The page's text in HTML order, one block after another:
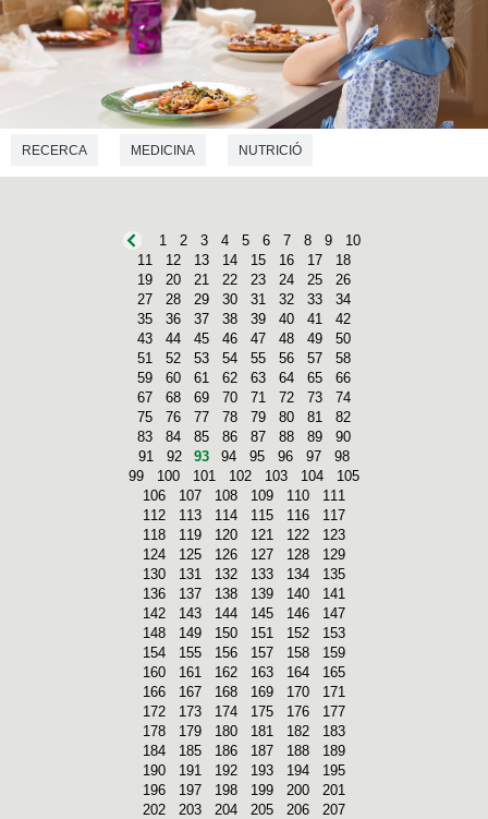
RECERCA MEDICINA NUTRICIÓ
1 2 3 4 5 6 7 8 9
10
11
12 13 14 15 16 17
18
19
20 21 22 23 24 25
26
27
28 29 30 31 32 33
34
35
36 37 38 39 40 41
42
43
44 45 46 47 48 49
50
51
52 53 54 55 56 57
58
59
60 61 62 63 64 65
66
67
68 69 70 71 72 73
74
75
76 77 78 79 80 81
82
83
84 85 86 87 88 89
90
91
92 93 94 95 96 97
98
99
100 101 102 103 104
105
106
107 108 109 110
111
112
113 114 115 116
117
118
119 120 121 122
123
124
125 126 127 128
129
130
131 132 133 134
135
136
137 138 139 140
141
142
143 144 145 146
147
148
149 150 151 152
153
154
155 156 157 158
159
160
161 162 163 164
165
166
167 168 169 170
171
172
173 174 175 176
177
178
179 180 181 182
183
184
185 186 187 188
189
190
191 192 193 194
195
196
197 198 199 200
201
202
203 204 205 206
207